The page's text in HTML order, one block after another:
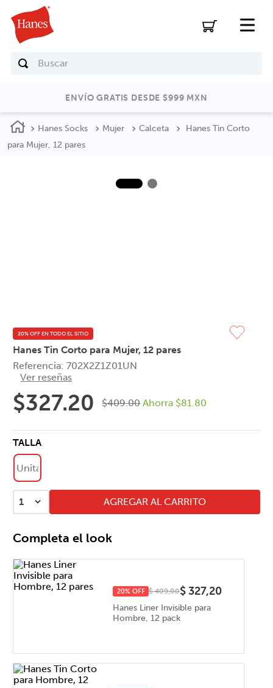
Buscar
ENVÍO GRATIS DESDE $999 MXN
Hanes Socks Mujer Calceta
Hanes Tin Corto
para Mujer, 12 pares
20% OFF EN TODO EL SITIO
Hanes Tin Corto para Mujer, 12 pares
Referencia:702X2Z1Z01UN
Ver reseñas
$327.20 $409.00 Ahorra $81.80
TALLA
Unitalla
1 AGREGAR AL CARRITO
Completa el look
20% OFF $ 409,00$ 327,20
Hanes Liner Invisible para
Hombre, 12 pack